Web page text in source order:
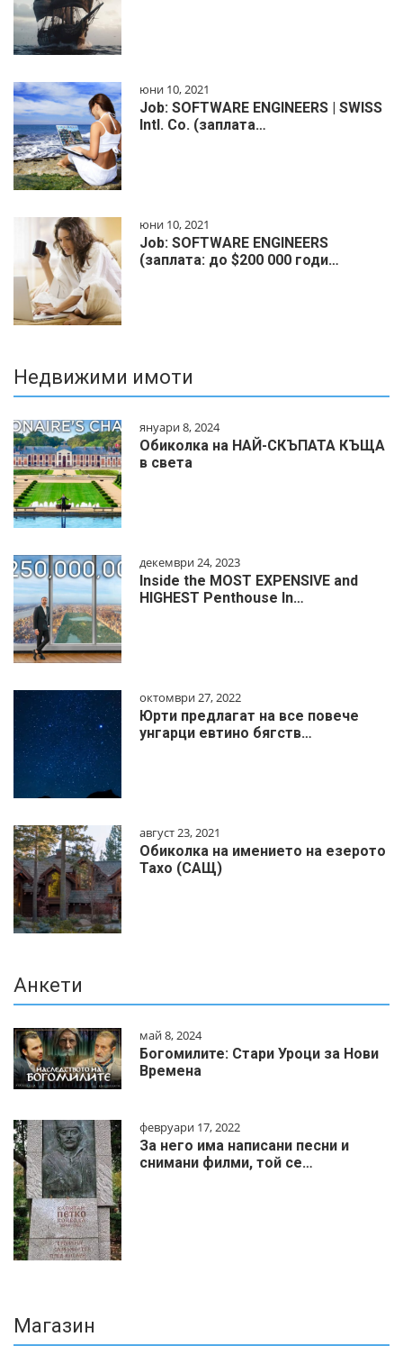
юни 10, 2021
Job: SOFTWARE ENGINEERS | SWISS
Intl. Co. (заплата…
юни 10, 2021
Job: SOFTWARE ENGINEERS
(заплата: до $200 000 годи…
Недвижими имоти
януари 8, 2024
Обиколка на НАЙ-СКЪПАТА КЪЩА
в света
декември 24, 2023
Inside the MOST EXPENSIVE and
HIGHEST Penthouse In…
октомври 27, 2022
Юрти предлагат на все повече
унгарци евтино бягств…
август 23, 2021
Обиколка на имението на езерото
Тахо (САЩ)
Анкети
май 8, 2024
Богомилите: Стари Уроци за Нови
Времена
февруари 17, 2022
За него има написани песни и
снимани филми, той се…
Магазин